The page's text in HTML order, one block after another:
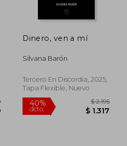
Dinero, ven a mí
Silvana Barón
Tercero En Discordia, 2025,
Tapa Flexible, Nuevo